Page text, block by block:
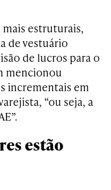
estruturais,
de vestuário
de lucros para o
mencionou
incrementais em
“ou seja, a
estão